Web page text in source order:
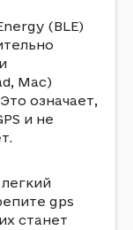
(BLE)
Mac)
означает,
и не
gps
станет